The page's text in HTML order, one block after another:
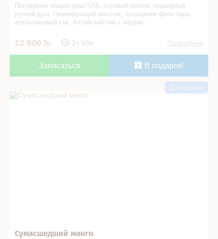
Посещение общей зоны SPA, солевой пилинг, подводный
ручной душ, тонизирующий массаж, посещение фито бара,
апельсиновый сок, Алтайский чай с мёдом.
12 600 2ч 50м Подробнее
Записаться В подарок!
Сумасшедший манго в СПА салоне
Сумасшедший манго
Для одного